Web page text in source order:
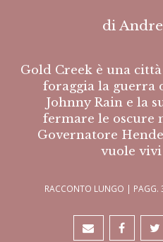
di
Gold Creek è una
foraggia la guerra
Johnny Rain e la
fermare le oscure
Governatore
vuole
RACCONTO LUNGO |